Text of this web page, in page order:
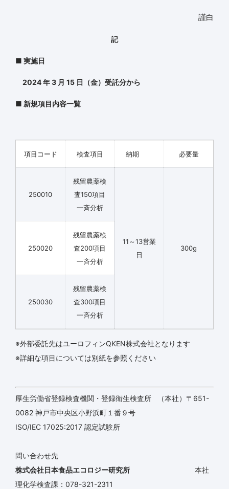
謹白
記
■ 実施日
2024 年 3 月 15 日（金）受託分から
■ 新規項目内容一覧
項目コード 検査項目 納期 必要量
250010
残留農薬検
査150項目
一斉分析
11～13営業
日
300g
250020
残留農薬検
査200項目
一斉分析
250030
残留農薬検
査300項目
一斉分析
※外部委託先はユーロフィンQKEN株式会社となります
※詳細な項目については別紙を参照ください
厚生労働省登録検査機関・登録衛生検査所 （本社）〒651-
0082 神戸市中央区小野浜町１番９号
ISO/IEC 17025:2017 認定試験所
問い合わせ先
株式会社日本食品エコロジー研究所 本社
理化学検査課：078-321-2311